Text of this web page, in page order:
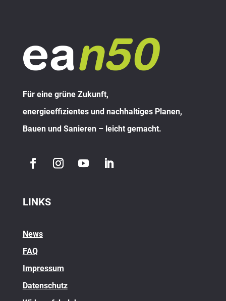
Für eine grüne Zukunft,
energieeffizientes und nachhaltiges Planen,
Bauen und Sanieren – leicht gemacht.
LINKS
News
FAQ
Impressum
Datenschutz